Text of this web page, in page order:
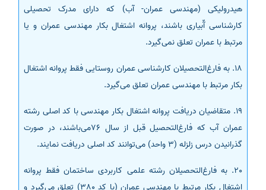
هیدرولیکی (مهندسی عمران- آب) که دارای مدرک تحصیلی
کارشناسی آّبیاری باشند، پروانه اشتغال بکار مهندسی عمران و یا
مرتبط با عمران تعلق نمی‌گیرد.
18. به فارغ‌التحصیلان کارشناسی عمران روستایی فقط پروانه اشتغال
بکار مرتبط با مهندسی عمران تعلق می‌گیرد.
19. متقاضیان دریافت پروانه اشتغال بکار مهندسی با کد اصلی رشته
عمران آب که فارغ‌التحصیل قبل از سال 76می‌باشند، در صورت
گذرانیدن درس زلزله (3 واحد) می‌توانند کد اصلی دریافت نمایند.
20. به فارغ‌التحصیلان رشته علمی کاربردی ساختمان فقط پروانه
اشتغال بکار مرتبط با مهندسی عمران (با کد 380) تعلق می‌گیرد و